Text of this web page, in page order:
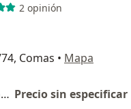
2 opinión
Comas • Mapa
Biópsia quirúrgica de mama Precio sin especificar